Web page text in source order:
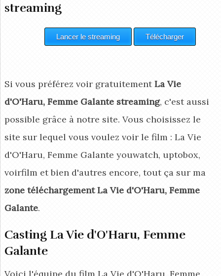
streaming
Si vous préférez voir gratuitementLa Vie
d'O'Haru, Femme Galante streaming, c'est aussi
possible grâce à notre site. Vous choisissez le
site sur lequel vous voulez voir le film : La Vie
d'O'Haru, Femme Galante youwatch, uptobox,
voirfilm et bien d'autres encore, tout ça sur ma
zone téléchargement La Vie d'O'Haru, Femme
Galante.
Casting La Vie d'O'Haru, Femme
Galante